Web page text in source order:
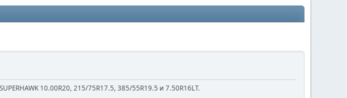
10.00R20, 215/75R17.5, 385/55R19.5 и 7.50R16LT.